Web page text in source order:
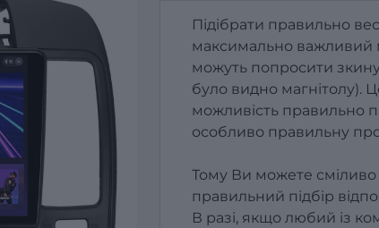
Підібрати правильно
максимально важливий
можуть попросити
було видно магнітолу).
можливість правильно
особливо правильну
Тому Ви можете
правильний підбір
В разі, якщо любий із